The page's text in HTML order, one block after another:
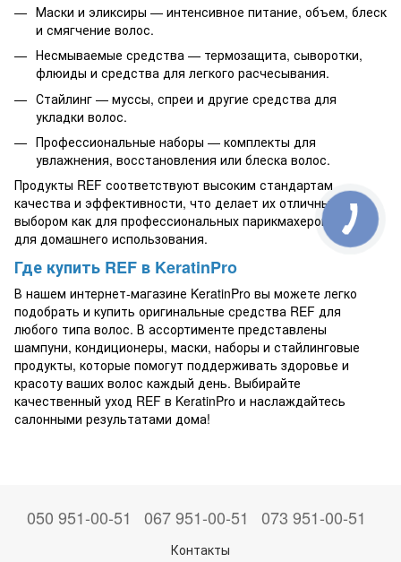
Маски и эликсиры — интенсивное питание, объем, блеск
и смягчение волос.
Несмываемые средства — термозащита, сыворотки,
флюиды и средства для легкого расчесывания.
Стайлинг — муссы, спреи и другие средства для
укладки волос.
Профессиональные наборы — комплекты для
увлажнения, восстановления или блеска волос.
Продукты REF соответствуют высоким стандартам
качества и эффективности, что делает их отличным
выбором как для профессиональных парикмахеров, так и
для домашнего использования.
Где купить REF в KeratinPro
В нашем интернет-магазине KeratinPro вы можете легко
подобрать и купить оригинальные средства REF для
любого типа волос. В ассортименте представлены
шампуни, кондиционеры, маски, наборы и стайлинговые
продукты, которые помогут поддерживать здоровье и
красоту ваших волос каждый день. Выбирайте
качественный уход REF в KeratinPro и наслаждайтесь
салонными результатами дома!
050 951-00-51 067 951-00-51 073 951-00-51
Контакты